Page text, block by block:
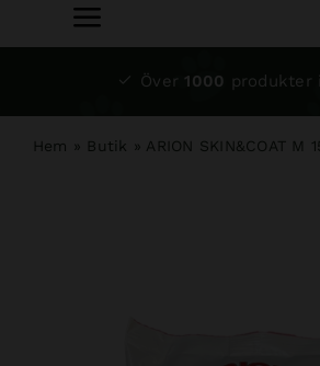
Toggle
Navigation
Över 1000 produkter
Hem » Butik » ARION SKIN&COAT M